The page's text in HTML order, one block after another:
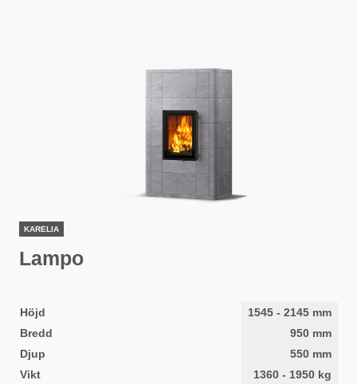
KARELIA
Lampo
Höjd 1545 - 2145 mm
Bredd
950 mm
Djup
550 mm
Vikt
1360 - 1950 kg